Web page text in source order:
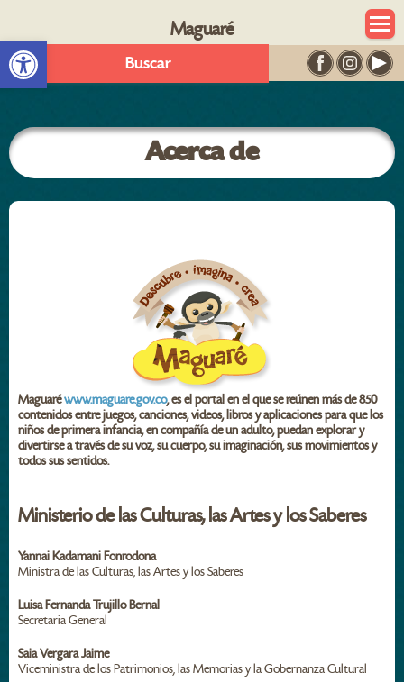
Abrir barra de herramientas
Maguaré
Buscar
Acerca de
Maguaréwww.maguare.gov.co, es el portal en el que se reúnen más de 850
contenidos entre juegos, canciones, videos, libros y aplicaciones para que los
niños de primera infancia, en compañía de un adulto, puedan explorar y
divertirse a través de su voz, su cuerpo, su imaginación, sus movimientos y
todos sus sentidos.
Ministerio de las Culturas, las Artes y los Saberes
Yannai Kadamani Fonrodona
Ministra de las Culturas, las Artes y los Saberes
Luisa Fernanda Trujillo Bernal
Secretaria General
Saia Vergara Jaime
Viceministra de los Patrimonios, las Memorias y la Gobernanza Cultural